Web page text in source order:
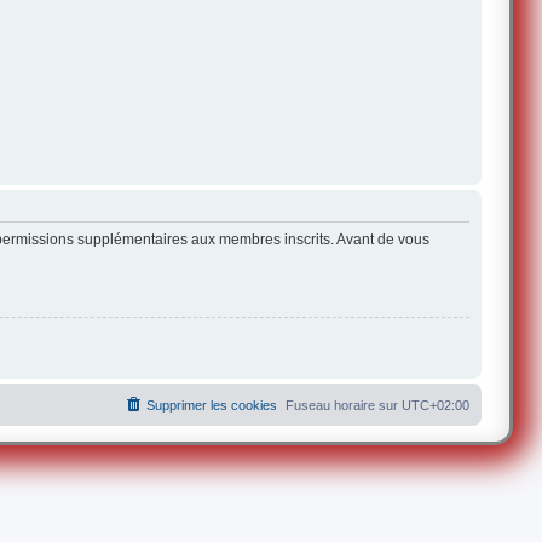
supplémentaires aux membres inscrits. Avant de vous
Fuseau horaire sur UTC+02:00
Supprimer les cookies